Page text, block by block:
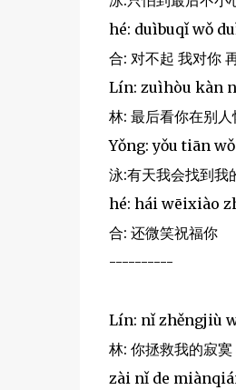
hé: duìbuqǐ wǒ
合: 对不起 我对你
Lín: zuìhòu kàn
林: 最后看你在别人
Yǒng: yǒu tiān
泳:有天我会找到我
hé: hái wēixiào
合: 还微笑祝福你
----------
Lín: nǐ zhěngjiù
林: 你拯救我的寂
zài nǐ de